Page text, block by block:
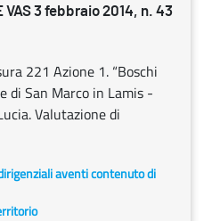
VAS 3 febbraio 2014, n. 43
221 Azione 1. “Boschi
di San Marco in Lamis -
Valutazione di
aventi contenuto di